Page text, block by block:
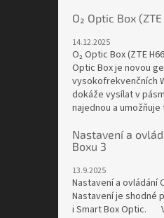
O₂ Optic Box
14.12.2025
O₂ Optic Box (ZTE
Optic Box je novou
vysokofrekvenčních
dokáže vysílat v
najednou a umožňuje
Nastavení a
Boxu 3
13.9.2025
Nastavení a ovládání
Nastavení je shodné
i Smart Box Optic.